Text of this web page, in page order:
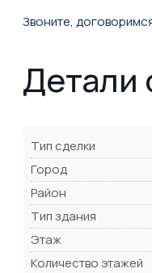
Звоните,
Детали
Тип сделки
Город
Район
Тип здания
Этаж
Количество этажей